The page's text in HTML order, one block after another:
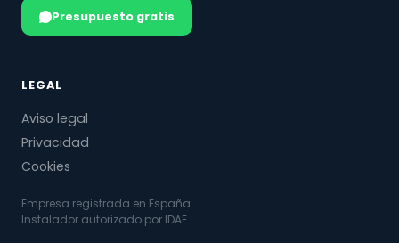
Presupuesto gratis
LEGAL
Aviso legal
Privacidad
Cookies
Empresa registrada en España
Instalador autorizado por IDAE